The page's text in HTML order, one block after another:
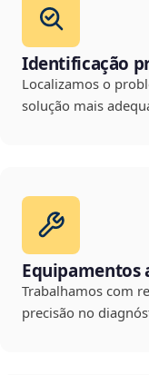
Identificação
Localizamos o
solução mais
Equipamentos
Trabalhamos com
precisão no